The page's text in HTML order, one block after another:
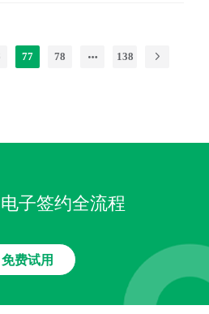
77 78 138
子签约全流程
免费试用